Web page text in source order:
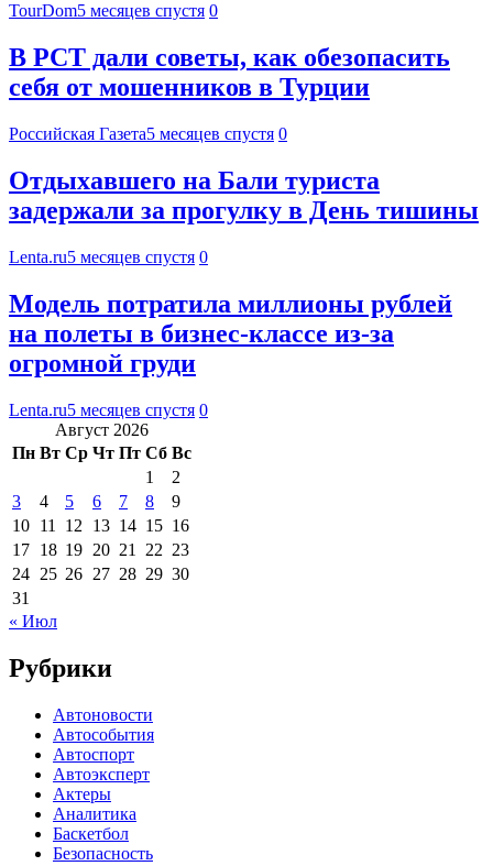
TourDom5 месяцев спустя 0
В РСТ дали советы, как обезопасить
себя от мошенников в Турции
Российская Газета5 месяцев спустя 0
Отдыхавшего на Бали туриста
задержали за прогулку в День тишины
Lenta.ru5 месяцев спустя 0
Модель потратила миллионы рублей
на полеты в бизнес-классе из-за
огромной груди
Lenta.ru5 месяцев спустя 0
Август 2026
Пн Вт Ср Чт Пт Сб Вс
1
2
3
4 5 6 7 8
9
10 11 12 13 14 15 16
17 18 19 20 21 22 23
24 25 26 27 28 29 30
31
« Июл
Рубрики
Автоновости
Автособытия
Автоспорт
Автоэксперт
Актеры
Аналитика
Баскетбол
Безопасность